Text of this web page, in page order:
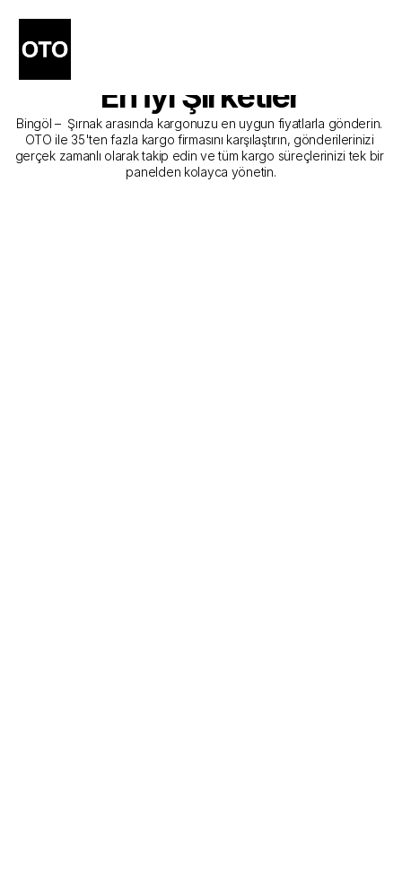
Bingöl - Şırnak Kargo
Gönderim Hizmeti Sunan
En İyi Şirketler
Bingöl –  Şırnak arasında kargonuzu en uygun fiyatlarla gönderin.
OTO ile 35'ten fazla kargo firmasını karşılaştırın, gönderilerinizi
gerçek zamanlı olarak takip edin ve tüm kargo süreçlerinizi tek bir
panelden kolayca yönetin.